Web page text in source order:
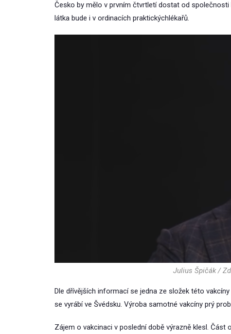
Česko by mělo v prvním čtvrtletí dostat od
látka bude i v ordinacích praktickýchlékařů.
Julius Špičák /
Dle dřívějších informací se jedna ze složek této
se vyrábí ve Švédsku. Výroba samotné vakcíny prý
Zájem o vakcinaci v poslední době výrazně klesl.